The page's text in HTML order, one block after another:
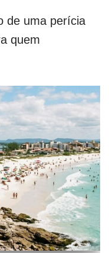
de uma perícia
quem